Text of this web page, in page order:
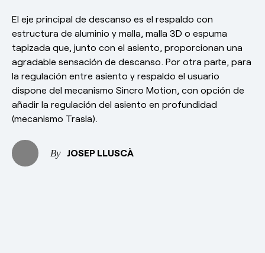
El eje principal de descanso es el respaldo con
estructura de aluminio y malla, malla 3D o espuma
tapizada que, junto con el asiento, proporcionan una
agradable sensación de descanso. Por otra parte, para
la regulación entre asiento y respaldo el usuario
dispone del mecanismo Sincro Motion, con opción de
añadir la regulación del asiento en profundidad
(mecanismo Trasla).
JOSEP LLUSCÀ